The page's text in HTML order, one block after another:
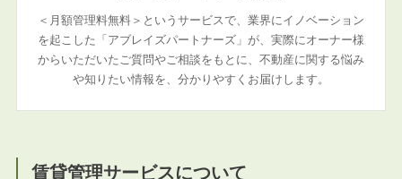
＜月額管理料無料＞というサービスで、業界にイノベーション
を起こした「アブレイズパートナーズ」が、実際にオーナー様
からいただいたご質問やご相談をもとに、不動産に関する悩み
や知りたい情報を、分かりやすくお届けします。
賃貸管理サービスについて